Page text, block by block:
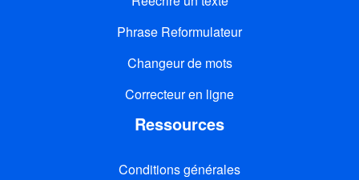
Phrase Reformulateur
Changeur de mots
Correcteur en ligne
Ressources
Conditions générales